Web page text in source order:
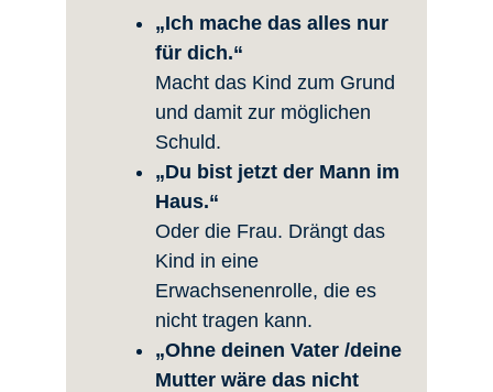
„Ich mache das alles nur
für dich.“
Macht das Kind zum Grund
und damit zur möglichen
Schuld.
„Du bist jetzt der Mann im
Haus.“
Oder die Frau. Drängt das
Kind in eine
Erwachsenenrolle, die es
nicht tragen kann.
„Ohne deinen Vater /deine
Mutter wäre das nicht